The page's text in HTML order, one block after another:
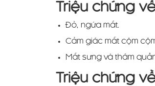
Triệu chứng
Đỏ, ngứa mắt.
Cảm giác mắt cộm
Mắt sưng và thâm
Triệu chứng